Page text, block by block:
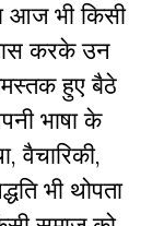
आज भी किसी
करके उन
हुए बैठे
भाषा के
वैचारिकी,
भी थोपता